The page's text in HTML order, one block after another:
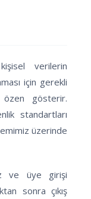
verilerin
için gerekli
gösterir.
standartları
üzerinde
ve üye girişi
sonra çıkış